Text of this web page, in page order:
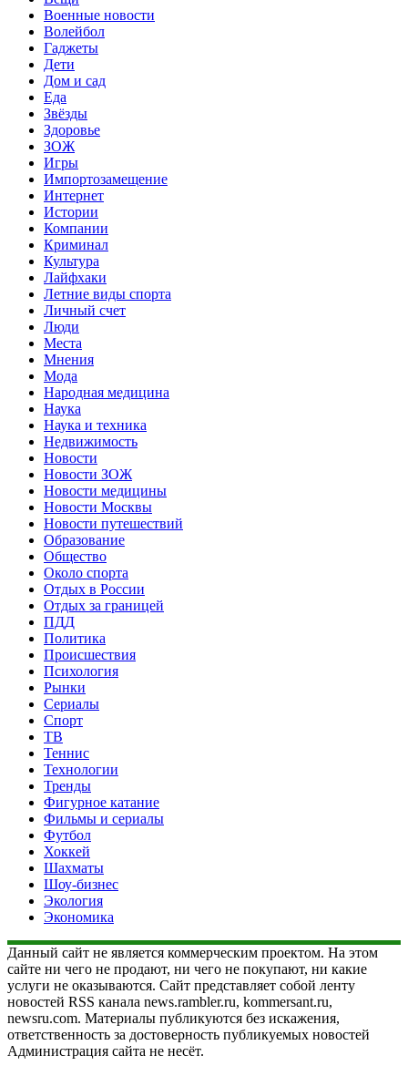
Военные новости
Волейбол
Гаджеты
Дети
Дом и сад
Еда
Звёзды
Здоровье
ЗОЖ
Игры
Импортозамещение
Интернет
Истории
Компании
Криминал
Культура
Лайфхаки
Летние виды спорта
Личный счет
Люди
Места
Мнения
Мода
Народная медицина
Наука
Наука и техника
Недвижимость
Новости
Новости ЗОЖ
Новости медицины
Новости Москвы
Новости путешествий
Образование
Общество
Около спорта
Отдых в России
Отдых за границей
ПДД
Политика
Происшествия
Психология
Рынки
Сериалы
Спорт
ТВ
Теннис
Технологии
Тренды
Фигурное катание
Фильмы и сериалы
Футбол
Хоккей
Шахматы
Шоу-бизнес
Экология
Экономика
Данный сайт не является коммерческим проектом. На этом
сайте ни чего не продают, ни чего не покупают, ни какие
услуги не оказываются. Сайт представляет собой ленту
новостей RSS канала news.rambler.ru, kommersant.ru,
newsru.com. Материалы публикуются без искажения,
ответственность за достоверность публикуемых новостей
Администрация сайта не несёт.